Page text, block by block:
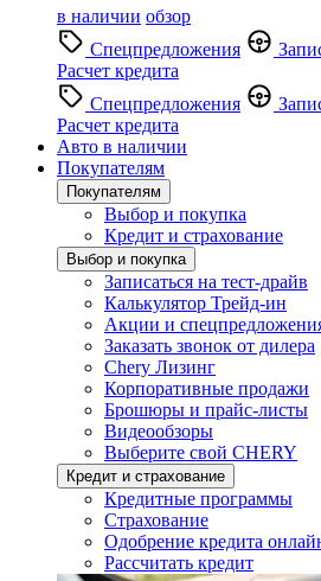
в наличии обзор
Спецпредложения
Расчет кредита
Спецпредложения
Расчет кредита
Авто в наличии
Покупателям
Покупателям
Выбор и покупка
Кредит и страхование
Выбор и покупка
Записаться на тест-драйв
Калькулятор Трейд-ин
Акции и
Заказать звонок от дилера
Chery Лизинг
Корпоративные продажи
Брошюры и прайс-листы
Видеообзоры
Выберите свой CHERY
Кредит и страхование
Кредитные программы
Страхование
Одобрение кредита
Рассчитать кредит